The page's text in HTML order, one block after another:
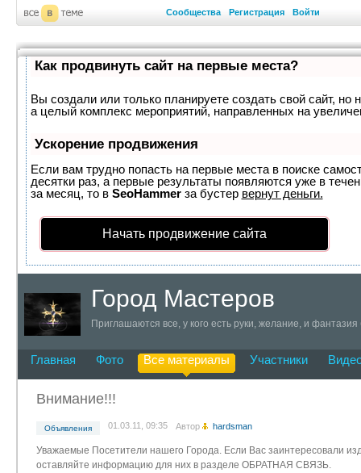
Сообщества Регистрация Войти
Как продвинуть сайт на первые места?
Вы создали или только планируете создать свой сайт, но
а целый комплекс мероприятий, направленных на
Ускорение продвижения
Если вам трудно попасть на первые места в поиске
десятки раз, а первые результаты появляются уже в
за месяц, то в SeoHammerза бустер вернут деньги.
Начать продвижение сайта
Город Мастеров
Приглашаются все, у кого есть руки, желание, и фантазия
Главная Фото Все материалы Участники
Внимание!!!
Объявления 01.03.11, 09:35 Автор hardsman
Уважаемые Посетители нашего Города. Если Вас заинтересовали
оставляйте информацию для них в разделе ОБРАТНАЯ СВЯЗЬ.